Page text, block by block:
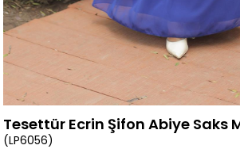
Tesettür Ecrin Şifon Abiye Saks
(LP6056)